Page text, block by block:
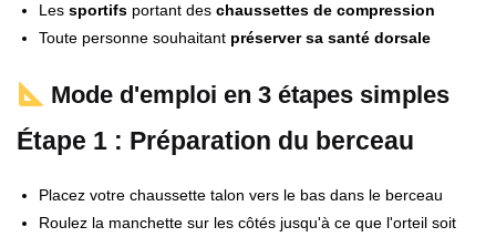
Les sportifs portant des chaussettes de compression
Toute personne souhaitant préserver sa santé dorsale
Mode d'emploi en 3 étapes simples
Étape 1 : Préparation du berceau
Placez votre chaussette talon vers le bas dans le berceau
Roulez la manchette sur les côtés jusqu'à ce que l'orteil soit